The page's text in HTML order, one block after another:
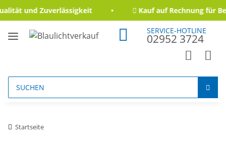
und Zuverlässigkeit Kauf auf Rechnung für
SERVICE-HOTLINE
02952 3724
Startseite